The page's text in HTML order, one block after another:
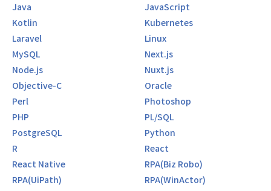
・他チーム同士でもお互いに協力しやすい環境
・ポジションに関係なく様々な業務を経験できる
・メンバー全員が何事にも協力的で一体感がある、同じ方向
を向いている
・積極性やチャレンジを推奨し、多少の失敗は気にしない
・メンバー同士が積極的にサポートしてくれるので、リモー
トワークを感じさせない距離の近さで助け合いながら働け
る。
【会社について】
トラストバンクは、2012年に設立。第2創業期を迎えるITベ
ンチャー企業です。
「自立した持続可能な地域をつくる」というビジョンのも
と、「ヒト」「モノ」「おカネ」「情報」を日本中に循環さ
Java
JavaScript
Kotlin
Kubernetes
Laravel
Linux
MySQL
Next.js
Node.js
Nuxt.js
Objective-C
Oracle
Perl
Photoshop
PHP
PL/SQL
PostgreSQL
Python
R
React
React Native
RPA(Biz Robo)
RPA(UiPath)
RPA(WinActor)